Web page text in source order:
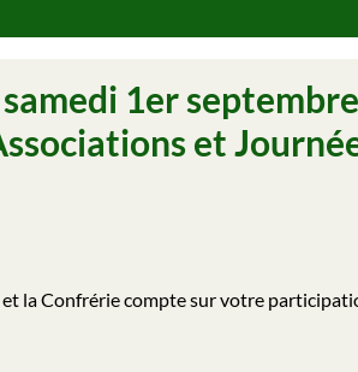
1er
et
la Confrérie compte sur votre